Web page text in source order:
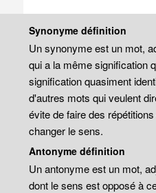
Synonyme définition
Un synonyme est un mot,
qui a la même signification
signification quasiment
d'autres mots qui veulent
évite de faire des
changer le sens.
Antonyme définition
Un antonyme est un mot,
dont le sens est opposé à